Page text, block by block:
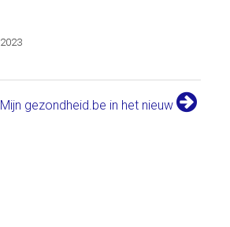
Mijn gezondheid.be in het nieuw